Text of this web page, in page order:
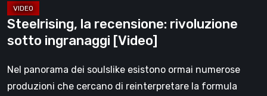
Steelrising, la recensione: rivoluzione
sotto ingranaggi [Video]
Nel panorama dei soulslike esistono ormai numerose
produzioni che cercano di reinterpretare la formula